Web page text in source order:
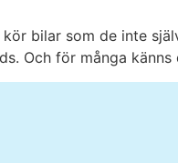
kör bilar som de inte
Och för många